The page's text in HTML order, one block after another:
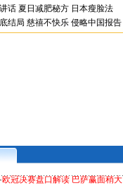
话 夏日减肥秘方 日本瘦脸法
结局 慈禧不快乐 侵略中国报告
·欧冠决赛盘口解读 巴萨赢面稍大